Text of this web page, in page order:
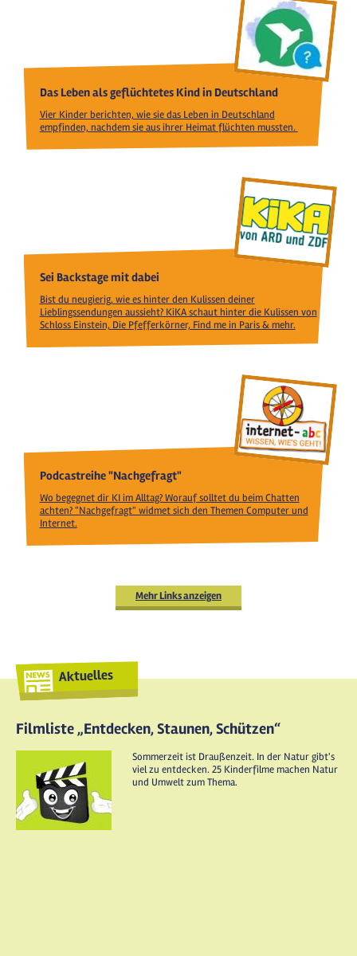
Das Leben als geflüchtetes Kind in Deutschland
Vier Kinder berichten, wie sie das Leben in Deutschland
empfinden, nachdem sie aus ihrer Heimat flüchten mussten.
Sei Backstage mit dabei
Bist du neugierig, wie es hinter den Kulissen deiner
Lieblingssendungen aussieht? KiKA schaut hinter die Kulissen von
Schloss Einstein, Die Pfefferkörner, Find me in Paris & mehr.
Podcastreihe "Nachgefragt"
Wo begegnet dir KI im Alltag? Worauf solltet du beim Chatten
achten? "Nachgefragt" widmet sich den Themen Computer und
Internet.
Mehr Links anzeigen
Aktuelles
Filmliste „Entdecken, Staunen, Schützen“
Sommerzeit ist Draußenzeit. In der Natur gibt's
viel zu entdecken. 25 Kinderfilme machen Natur
und Umwelt zum Thema.